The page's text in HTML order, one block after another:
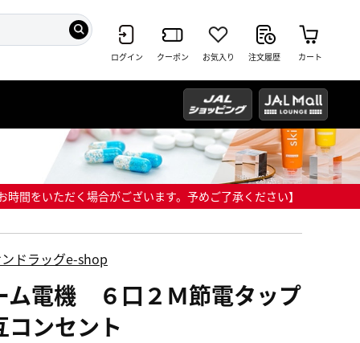
ログイン クーポン お気入り 注文履歴 カート
間をいただく場合がございます。予めご了承ください】
ドラッグe-shop
ム電機 ６口２Ｍ節電タップ
コンセント